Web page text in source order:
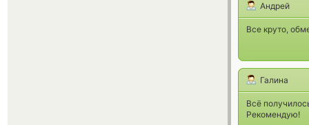
Андрей
Все круто,
Галина
Всё
Рекомендую!